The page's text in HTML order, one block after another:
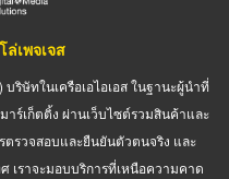
เพจเจส
ริษัทในเครือเอไอเอส ในฐานะผู้นำที่
ร์เก็ตติ้ง ผ่านเว็บไซต์รวมสินค้าและ
ตรวจสอบและยืนยันตัวตนจริง และ
เราจะมอบบริการที่เหนือความคาด